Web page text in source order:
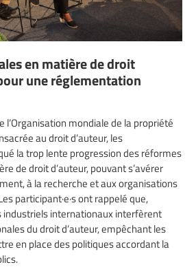
en matière de droit
une réglementation
l’Organisation mondiale de la propriété
au droit d’auteur, les
la trop lente progression des réformes
de droit d’auteur, pouvant s’avérer
à la recherche et aux organisations
participant·e·s ont rappelé que,
industriels internationaux interfèrent
du droit d’auteur, empêchant les
en place des politiques accordant la